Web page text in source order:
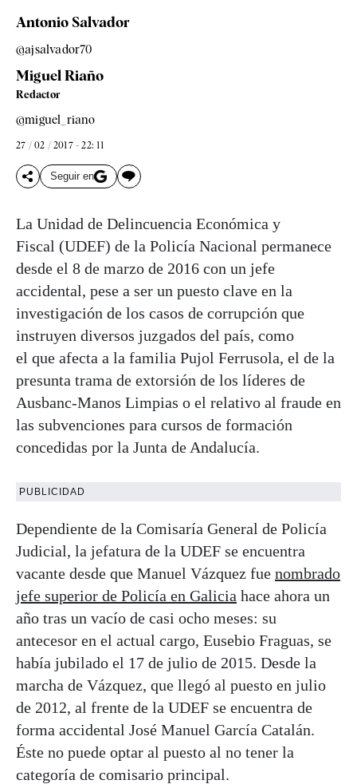
Antonio Salvador
@ajsalvador70
Miguel Riaño
Redactor
@miguel_riano
27 / 02 / 2017 - 22: 11
Seguir en
La Unidad de Delincuencia Económica y
Fiscal (UDEF) de la Policía Nacional permanece
desde el 8 de marzo de 2016 con un jefe
accidental, pese a ser un puesto clave en la
investigación de los casos de corrupción que
instruyen diversos juzgados del país, como
el que afecta a la familia Pujol Ferrusola, el de la
presunta trama de extorsión de los líderes de
Ausbanc-Manos Limpias o el relativo al fraude en
las subvenciones para cursos de formación
concedidas por la Junta de Andalucía.
PUBLICIDAD
Dependiente de la Comisaría General de Policía
Judicial, la jefatura de la UDEF se encuentra
vacante desde que Manuel Vázquez fue nombrado
jefe superior de Policía en Galicia hace ahora un
año tras un vacío de casi ocho meses: su
antecesor en el actual cargo, Eusebio Fraguas, se
había jubilado el 17 de julio de 2015. Desde la
marcha de Vázquez, que llegó al puesto en julio
de 2012, al frente de la UDEF se encuentra de
forma accidental José Manuel García Catalán.
Éste no puede optar al puesto al no tener la
categoría de comisario principal.